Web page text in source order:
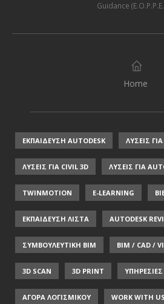
Guidance
Home
ΕΚΠΑΙΔΕΥΣΗ AUTODESK ΛΥΣΕΙΣ ΓΙΑ
ΛΥΣΕΙΣ ΓΙΑ CIVIL 3D ΛΥΣΕΙΣ ΓΙΑ
TWINMOTION E-LEARNING
ΕΚΠΑΙΔΕΥΣΗ ΛΙΣΤΑ AUTODESK
ΣΥΜΒΟΥΛΕΥΤΙΚΗ ΒΙΜ BIM / CAD /
3D SCAN 3D PRINT
ΑΓΟΡΑ ΛΟΓΙΣΜΙΚΟΥ WORK WITH US